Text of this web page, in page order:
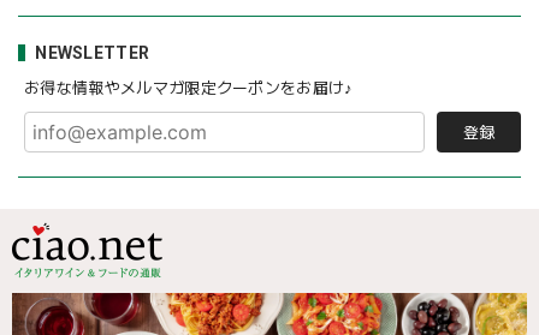
NEWSLETTER
お得な情報やメルマガ限定クーポンをお届け♪
登録